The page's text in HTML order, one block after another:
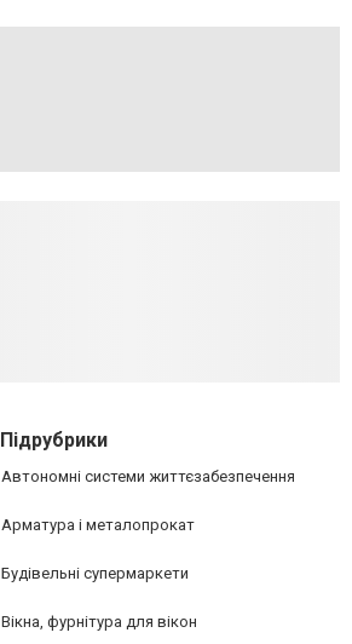
Підрубрики
Автономні системи життєзабезпечення
Арматура і металопрокат
Будівельні супермаркети
Вікна, фурнітура для вікон